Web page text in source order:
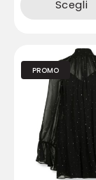
Scegli
Le
opzioni
possono
essere
scelte
nella
pagina
prodotto
PROMO